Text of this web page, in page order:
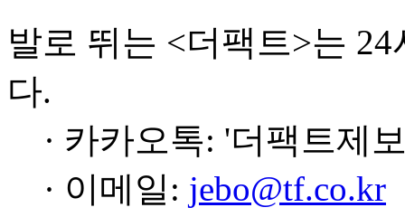
발로 뛰는 <더팩트>는
다.
· 카카오톡: '더팩트제
· 이메일: jebo@tf.co.kr